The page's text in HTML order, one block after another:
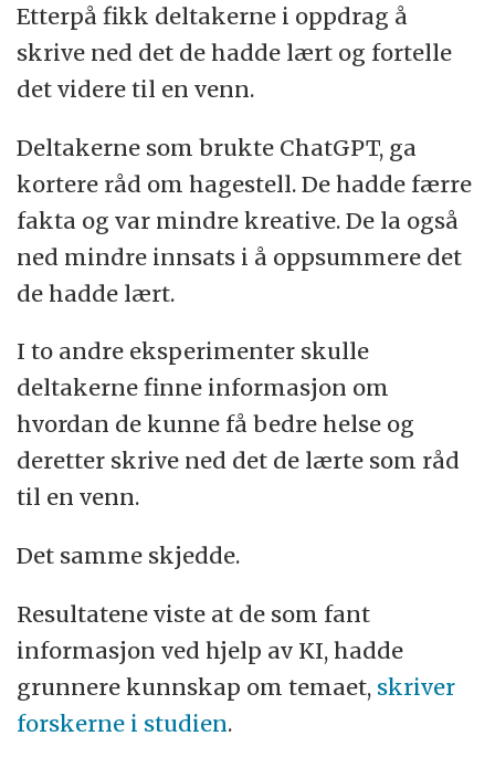
Etterpå fikk deltakerne i oppdrag å
skrive ned det de hadde lært og fortelle
det videre til en venn.
Deltakerne som brukte ChatGPT, ga
kortere råd om hagestell. De hadde færre
fakta og var mindre kreative. De la også
ned mindre innsats i å oppsummere det
de hadde lært.
I to andre eksperimenter skulle
deltakerne finne informasjon om
hvordan de kunne få bedre helse og
deretter skrive ned det de lærte som råd
til en venn.
Det samme skjedde.
Resultatene viste at de som fant
informasjon ved hjelp av KI, hadde
grunnere kunnskap om temaet, skriver
forskerne i studien.